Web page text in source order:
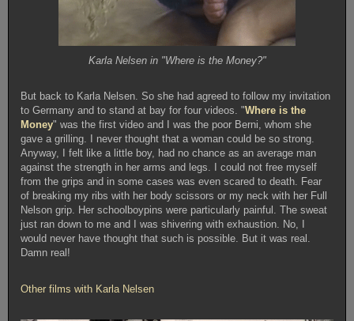
Karla Nelsen in "Where is the Money?"
But back to Karla Nelsen. So she had agreed to follow my invitation
to Germany and to stand at bay for four videos. "Where is the
Money" was the first video and I was the poor Berni, whom she
gave a grilling. I never thought that a woman could be so strong.
Anyway, I felt like a little boy, had no chance as an average man
against the strength in her arms and legs. I could not free myself
from the grips and in some cases was even scared to death. Fear
of breaking my ribs with her body scissors or my neck with her Full
Nelson grip. Her schoolboypins were particularly painful. The sweat
just ran down to me and I was shivering with exhaustion. No, I
would never have thought that such is possible. But it was real.
Damn real!
Other films with Karla Nelsen